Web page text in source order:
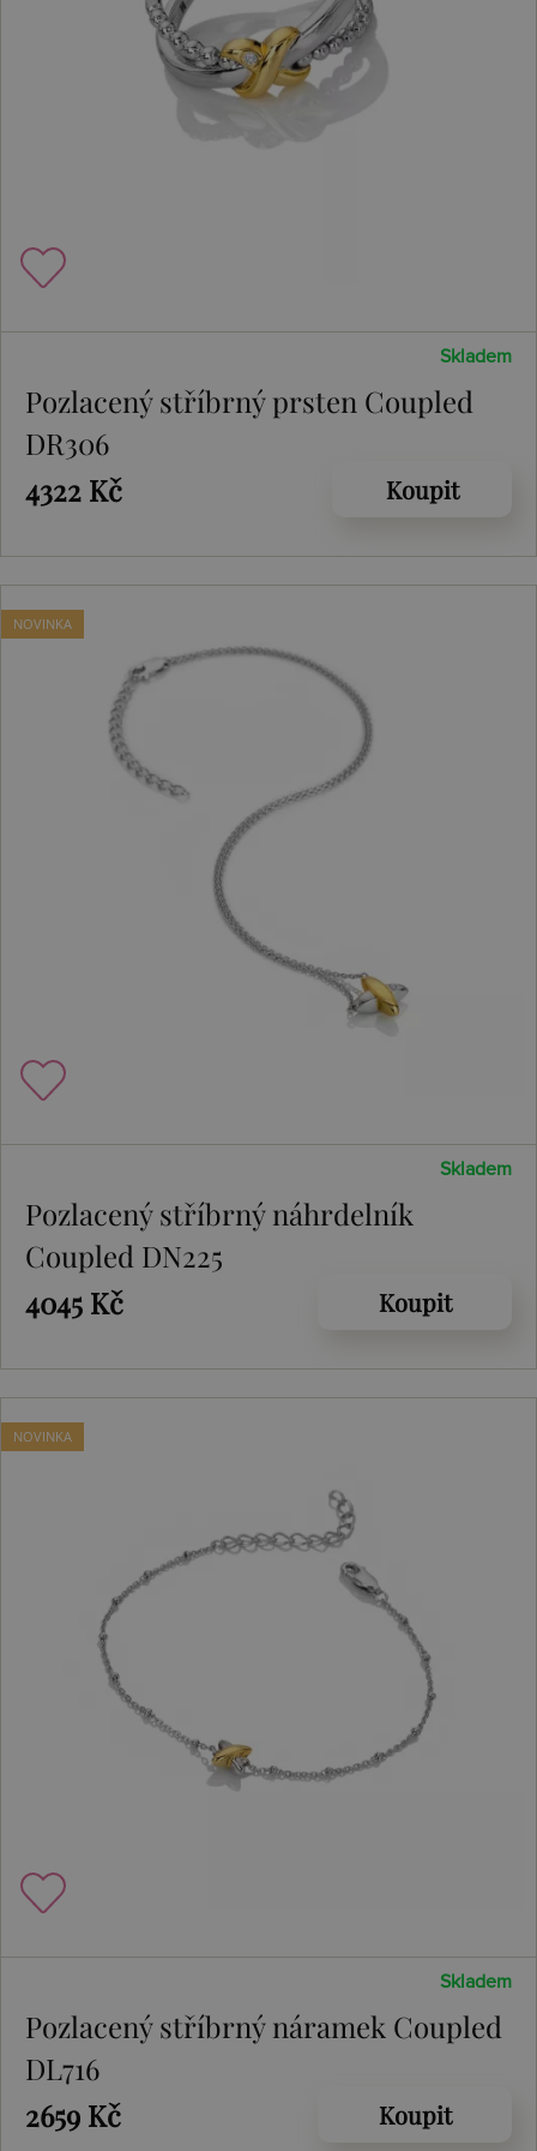
Skladem
Pozlacený stříbrný prsten Coupled
DR306
4322 Kč
Koupit
NOVINKA
Skladem
Pozlacený stříbrný náhrdelník
Coupled DN225
4045 Kč
Koupit
NOVINKA
Skladem
Pozlacený stříbrný náramek Coupled
DL716
2659 Kč
Koupit